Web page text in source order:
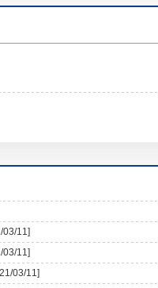
03/11]
03/11]
03/11]